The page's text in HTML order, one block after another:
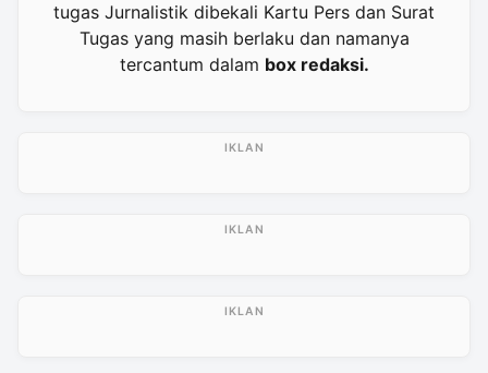
tugas Jurnalistik dibekali Kartu Pers dan Surat
Tugas yang masih berlaku dan namanya
tercantum dalam box redaksi.